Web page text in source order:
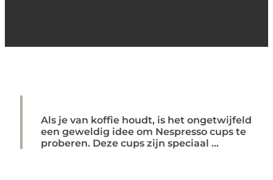
Als je van koffie houdt, is het ongetwijfeld
een geweldig idee om Nespresso cups te
proberen. Deze cups zijn speciaal ...